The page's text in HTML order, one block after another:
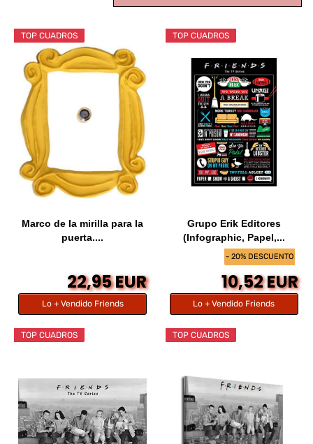
TOP CUADROS
Marco de la mirilla para la
puerta....
22,95 EUR
Lo + Vendido Friends
- 20% DESCUENTO
TOP CUADROS
Grupo Erik Editores
(Infographic, Papel,...
10,52 EUR
Lo + Vendido Friends
TOP CUADROS TOP CUADROS